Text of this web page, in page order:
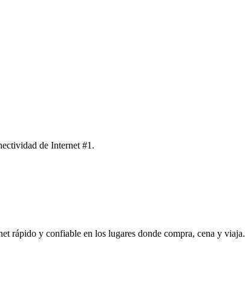
de Internet #1.
rápido y confiable en los lugares donde compra, cena y viaja.